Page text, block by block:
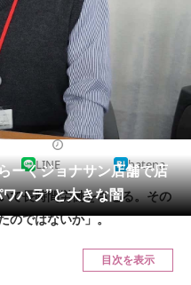
クイズ
域
育・育児
サーチ
ーくジョナサン店舗で店
ハラ”と大きな闇
LINE hatena
で長時間労働をさせる。その
のではないか」。
目次を表示